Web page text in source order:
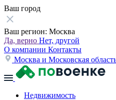
Ваш город
Ваш регион: Москва
Да, верно Нет, другой
О компании Контакты
Москва и Московская
Недвижимость